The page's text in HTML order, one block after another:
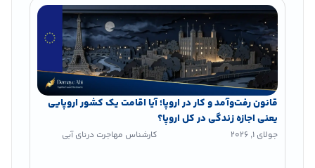
قانون رفت‌وآمد و کار در اروپا؛ آیا اقامت یک کشور اروپایی
یعنی اجازه زندگی در کل اروپا؟
جولای 1, 2026 کارشناس مهاجرت درنای آبی